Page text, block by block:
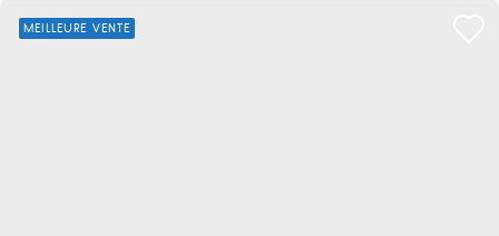
MEILLEURE VENTE